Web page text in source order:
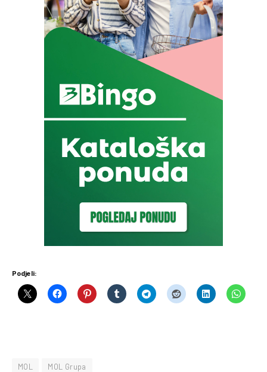
Podjeli:
MOL MOL Grupa